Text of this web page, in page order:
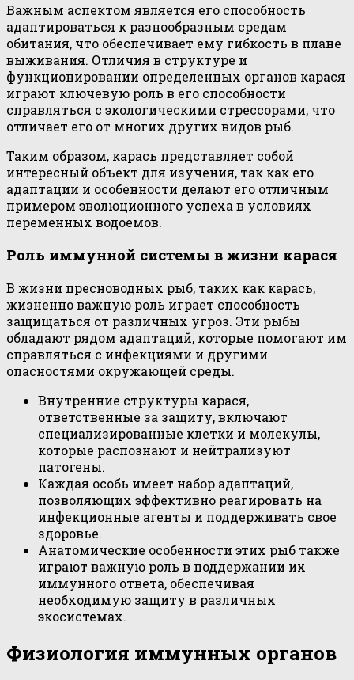
Важным аспектом является его способность
адаптироваться к разнообразным средам
обитания, что обеспечивает ему гибкость в плане
выживания. Отличия в структуре и
функционировании определенных органов карася
играют ключевую роль в его способности
справляться с экологическими стрессорами, что
отличает его от многих других видов рыб.
Таким образом, карась представляет собой
интересный объект для изучения, так как его
адаптации и особенности делают его отличным
примером эволюционного успеха в условиях
переменных водоемов.
Роль иммунной системы в жизни карася
В жизни пресноводных рыб, таких как карась,
жизненно важную роль играет способность
защищаться от различных угроз. Эти рыбы
обладают рядом адаптаций, которые помогают им
справляться с инфекциями и другими
опасностями окружающей среды.
Внутренние структуры карася,
ответственные за защиту, включают
специализированные клетки и молекулы,
которые распознают и нейтрализуют
патогены.
Каждая особь имеет набор адаптаций,
позволяющих эффективно реагировать на
инфекционные агенты и поддерживать свое
здоровье.
Анатомические особенности этих рыб также
играют важную роль в поддержании их
иммунного ответа, обеспечивая
необходимую защиту в различных
экосистемах.
Физиология иммунных органов